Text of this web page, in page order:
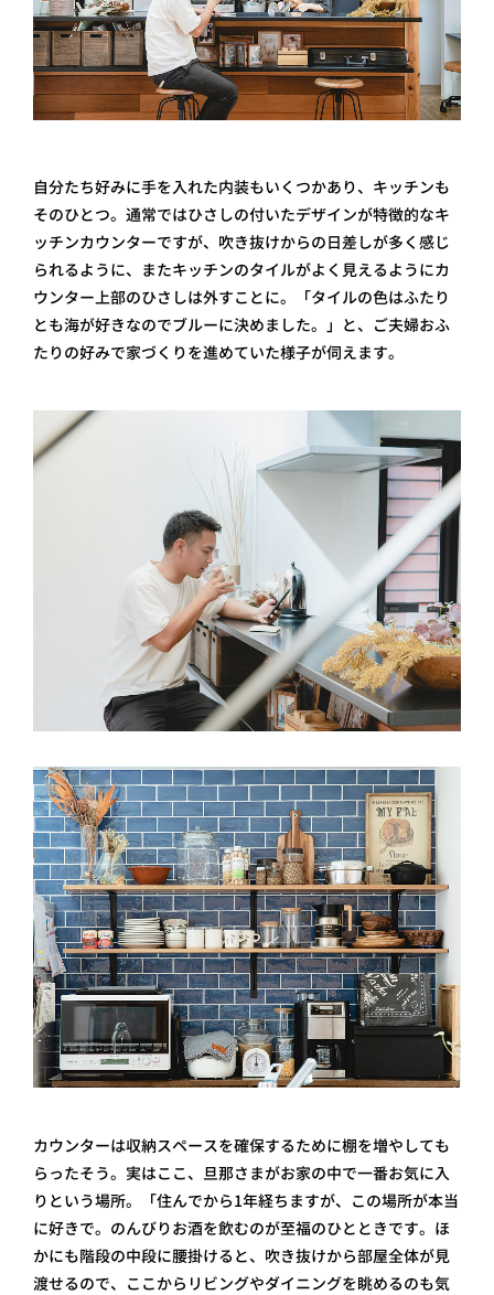
自分たち好みに手を入れた内装もいくつかあり、キッチンも
そのひとつ。通常ではひさしの付いたデザインが特徴的なキ
ッチンカウンターですが、吹き抜けからの日差しが多く感じ
られるように、またキッチンのタイルがよく見えるようにカ
ウンター上部のひさしは外すことに。「タイルの色はふたり
とも海が好きなのでブルーに決めました。」と、ご夫婦おふ
たりの好みで家づくりを進めていた様子が伺えます。
カウンターは収納スペースを確保するために棚を増やしても
らったそう。実はここ、旦那さまがお家の中で一番お気に入
りという場所。「住んでから1年経ちますが、この場所が本当
に好きで。のんびりお酒を飲むのが至福のひとときです。ほ
かにも階段の中段に腰掛けると、吹き抜けから部屋全体が見
渡せるので、ここからリビングやダイニングを眺めるのも気